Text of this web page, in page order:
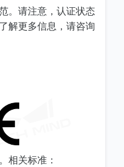
。请注意，认证状态
解更多信息，请咨询
相关标准：